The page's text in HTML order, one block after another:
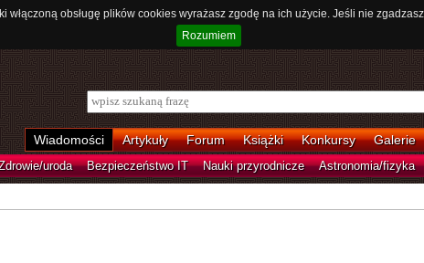
obsługę plików cookies wyrażasz zgodę na ich użycie. Jeśli nie
Rozumiem
Wiadomości Artykuły Forum Książki Konkursy Galerie
uroda Bezpieczeństwo IT Nauki przyrodnicze Astronomia/fizyka